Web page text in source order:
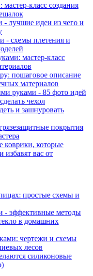
класс создания
- лучшие идеи из чего и
- схемы плетения и
мастер-класс
пошаговое описание
материалов
руками - 85 фото идей
чехол
и зашнуровать
покрытия
коврики, которые
избавят вас от
простые схемы и
- эффективные методы
в домашних
чертежи и схемы
лесов
силиконовые